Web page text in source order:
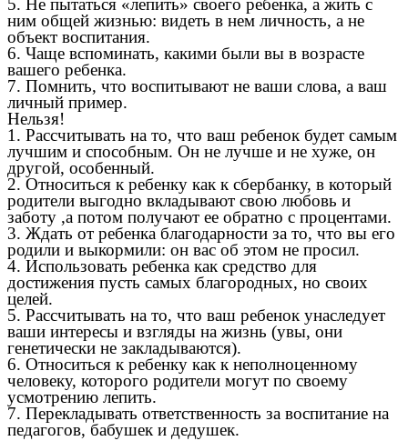
5. Не пытаться «лепить» своего ребенка, а жить с
ним общей жизнью: видеть в нем личность, а не
объект воспитания.
6. Чаще вспоминать, какими были вы в возрасте
вашего ребенка.
7. Помнить, что воспитывают не ваши слова, а ваш
личный пример.
Нельзя!
1. Рассчитывать на то, что ваш ребенок будет самым
лучшим и способным. Он не лучше и не хуже, он
другой, особенный.
2. Относиться к ребенку как к сбербанку, в который
родители выгодно вкладывают свою любовь и
заботу ,а потом получают ее обратно с процентами.
3. Ждать от ребенка благодарности за то, что вы его
родили и выкормили: он вас об этом не просил.
4. Использовать ребенка как средство для
достижения пусть самых благородных, но своих
целей.
5. Рассчитывать на то, что ваш ребенок унаследует
ваши интересы и взгляды на жизнь (увы, они
генетически не закладываются).
6. Относиться к ребенку как к неполноценному
человеку, которого родители могут по своему
усмотрению лепить.
7. Перекладывать ответственность за воспитание на
педагогов, бабушек и дедушек.